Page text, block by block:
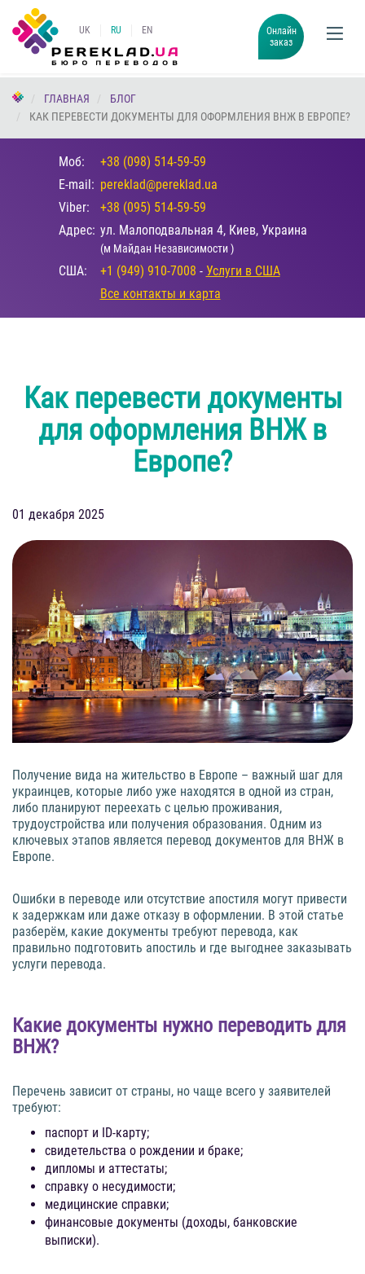
UK RU EN
Онлайн
заказ
ГЛАВНАЯ
БЛОГ
КАК ПЕРЕВЕСТИ ДОКУМЕНТЫ ДЛЯ ОФОРМЛЕНИЯ ВНЖ В ЕВРОПЕ?
Моб:
+38 (098) 514-59-59
E-mail: pereklad@pereklad.ua
Viber:
+38 (095) 514-59-59
Адрес: ул. Малоподвальная 4, Киев, Украина
(м Майдан Независимости )
США: +1 (949) 910-7008 - Услуги в США
Все контакты и карта
Как перевести документы
для оформления ВНЖ в
Европе?
01 декабря 2025
Получение вида на жительство в Европе – важный шаг для
украинцев, которые либо уже находятся в одной из стран,
либо планируют переехать с целью проживания,
трудоустройства или получения образования. Одним из
ключевых этапов является перевод документов для ВНЖ в
Европе.
Ошибки в переводе или отсутствие апостиля могут привести
к задержкам или даже отказу в оформлении. В этой статье
разберём, какие документы требуют перевода, как
правильно подготовить апостиль и где выгоднее заказывать
услуги перевода.
Какие документы нужно переводить для
ВНЖ?
Перечень зависит от страны, но чаще всего у заявителей
требуют:
паспорт и ID-карту;
свидетельства о рождении и браке;
дипломы и аттестаты;
справку о несудимости;
медицинские справки;
финансовые документы (доходы, банковские
выписки).